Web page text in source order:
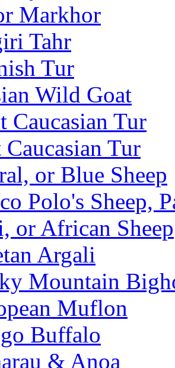
Markhor
Tahr
Tur
Wild Goat
Caucasian Tur
Caucasian Tur
or Blue Sheep
Polo's Sheep,
or African Sheep
Argali
Mountain
Muflon
Buffalo
& Anoa